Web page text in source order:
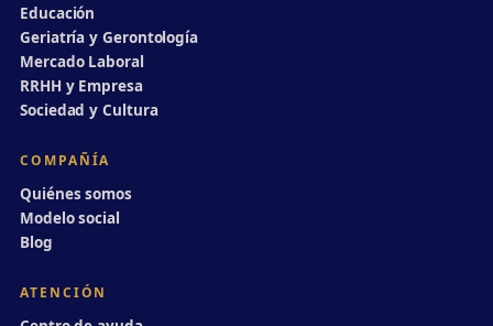
Educación
Geriatría y Gerontología
Mercado Laboral
RRHH y Empresa
Sociedad y Cultura
COMPAÑÍA
Quiénes somos
Modelo social
Blog
ATENCIÓN